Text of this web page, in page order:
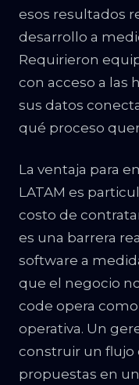
esos resultados
desarrollo a
Requirieron
con acceso a las
sus datos
qué proceso
La ventaja para
LATAM es
costo de
es una barrera
software a
que el negocio
code opera
operativa. Un
construir un
propuestas en